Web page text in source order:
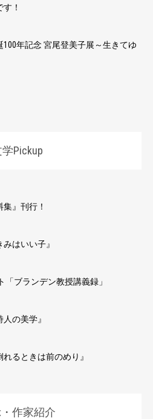
！
年記念 宮尾登美子展～生きてゆ
Pickup
』刊行！
はいい子』
ブランデン教授講義録」
の美学』
るときは前のめり』
作家紹介